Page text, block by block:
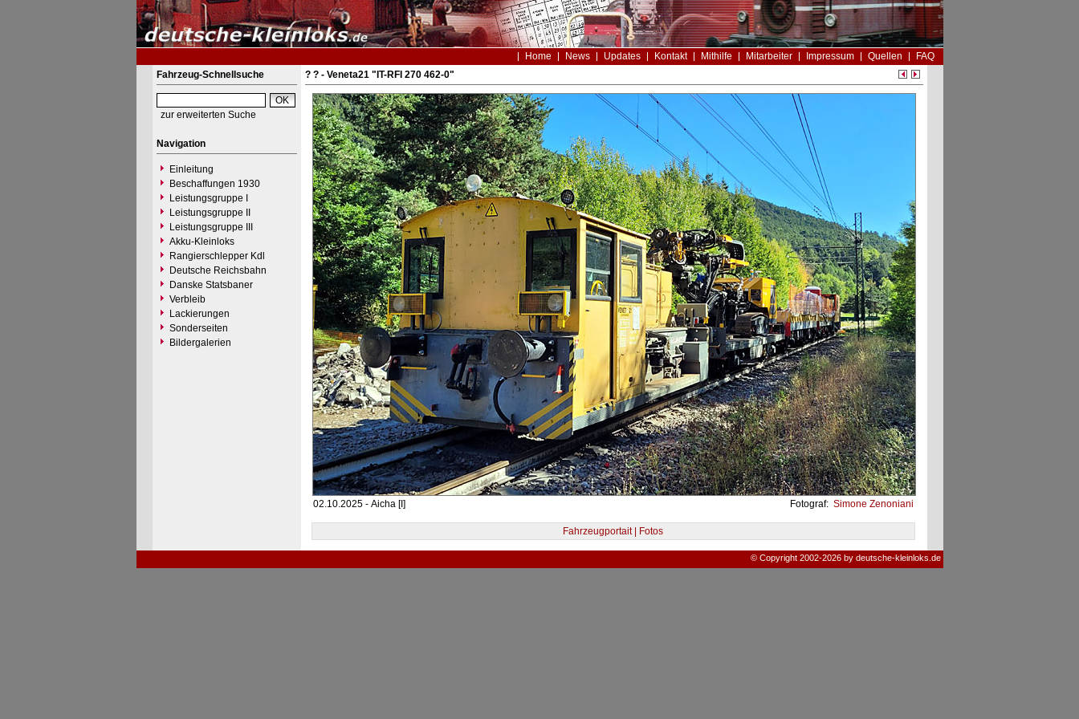
Home News Updates Kontakt Mithilfe Mitarbeiter Impressum Quellen
FAQ
Fahrzeug-Schnellsuche
zur erweiterten Suche
Navigation
Einleitung
Beschaffungen 1930
Leistungsgruppe I
Leistungsgruppe II
Leistungsgruppe III
Akku-Kleinloks
Rangierschlepper Kdl
Deutsche Reichsbahn
Danske Statsbaner
Verbleib
Lackierungen
Sonderseiten
Bildergalerien
? ? - Veneta21 "IT-RFI 270 462-0"
02.10.2025 - Aicha [I] Fotograf: Simone Zenoniani
Fahrzeugportait | Fotos
© Copyright 2002-2026 by deutsche-kleinloks.de